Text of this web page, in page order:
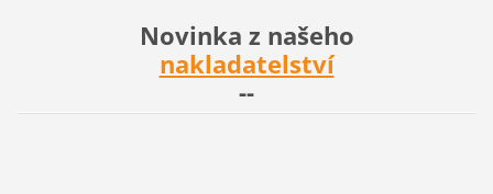
Novinka z našeho
nakladatelství
--